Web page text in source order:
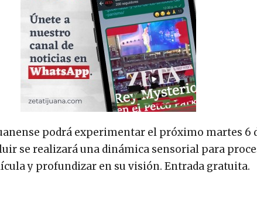
podrá experimentar el próximo martes 6
se realizará una dinámica sensorial para
y profundizar en su visión. Entrada gratuita.